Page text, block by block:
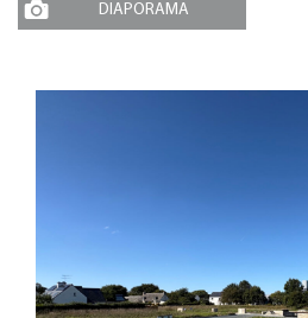
DIAPORAMA